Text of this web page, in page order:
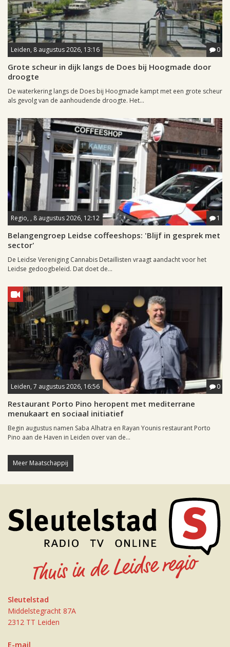
Leiden, 8 augustus 2026, 13:16 0
Grote scheur in dijk langs de Does bij Hoogmade door
droogte
De waterkering langs de Does bij Hoogmade kampt met een grote scheur
als gevolg van de aanhoudende droogte. Het...
Regio, , 8 augustus 2026, 12:12 1
Belangengroep Leidse coffeeshops: 'Blijf in gesprek met
sector'
De Leidse Vereniging Cannabis Detaillisten vraagt aandacht voor het
Leidse gedoogbeleid. Dat doet de...
Leiden, 7 augustus 2026, 16:56 0
Restaurant Porto Pino heropent met mediterrane
menukaart en sociaal initiatief
Begin augustus namen Saba Alhatra en Rayan Younis restaurant Porto
Pino aan de Haven in Leiden over van de...
Meer Maatschappij
Sleutelstad
Middelstegracht 87A
2312 TT Leiden
E-mail